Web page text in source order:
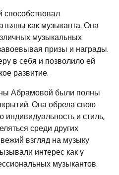
как музыканта. Она
музыкальных
призы и награды.
в себя и позволило ей
развитие.
Абрамовой были полны
Она обрела свою
и стиль,
среди других
взгляд на музыку
интерес как у
музыкантов.